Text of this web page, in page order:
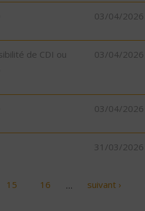
03/04/2026
de CDI ou
03/04/2026
03/04/2026
31/03/2026
15 16 … suivant ›